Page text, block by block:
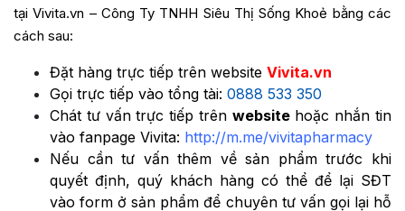
tại Vivita.vn – Công Ty TNHH Siêu Thị Sống Khoẻ bằng các
cách sau:
Đặt hàng trực tiếp trên website Vivita.vn
Gọi trực tiếp vào tổng tài: 0888 533 350
Chát tư vấn trực tiếp trên websitehoặc nhắn tin
vào fanpage Vivita: http://m.me/vivitapharmacy
Nếu cần tư vấn thêm về sản phẩm trước khi
quyết định, quý khách hàng có thể để lại SĐT
vào form ở sản phẩm để chuyên tư vấn gọi lại hỗ